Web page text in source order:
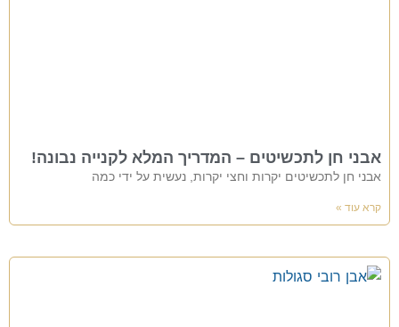
אבני חן לתכשיטים – המדריך המלא לקנייה נבונה!
אבני חן לתכשיטים יקרות וחצי יקרות, נעשית על ידי כמה
קרא עוד »